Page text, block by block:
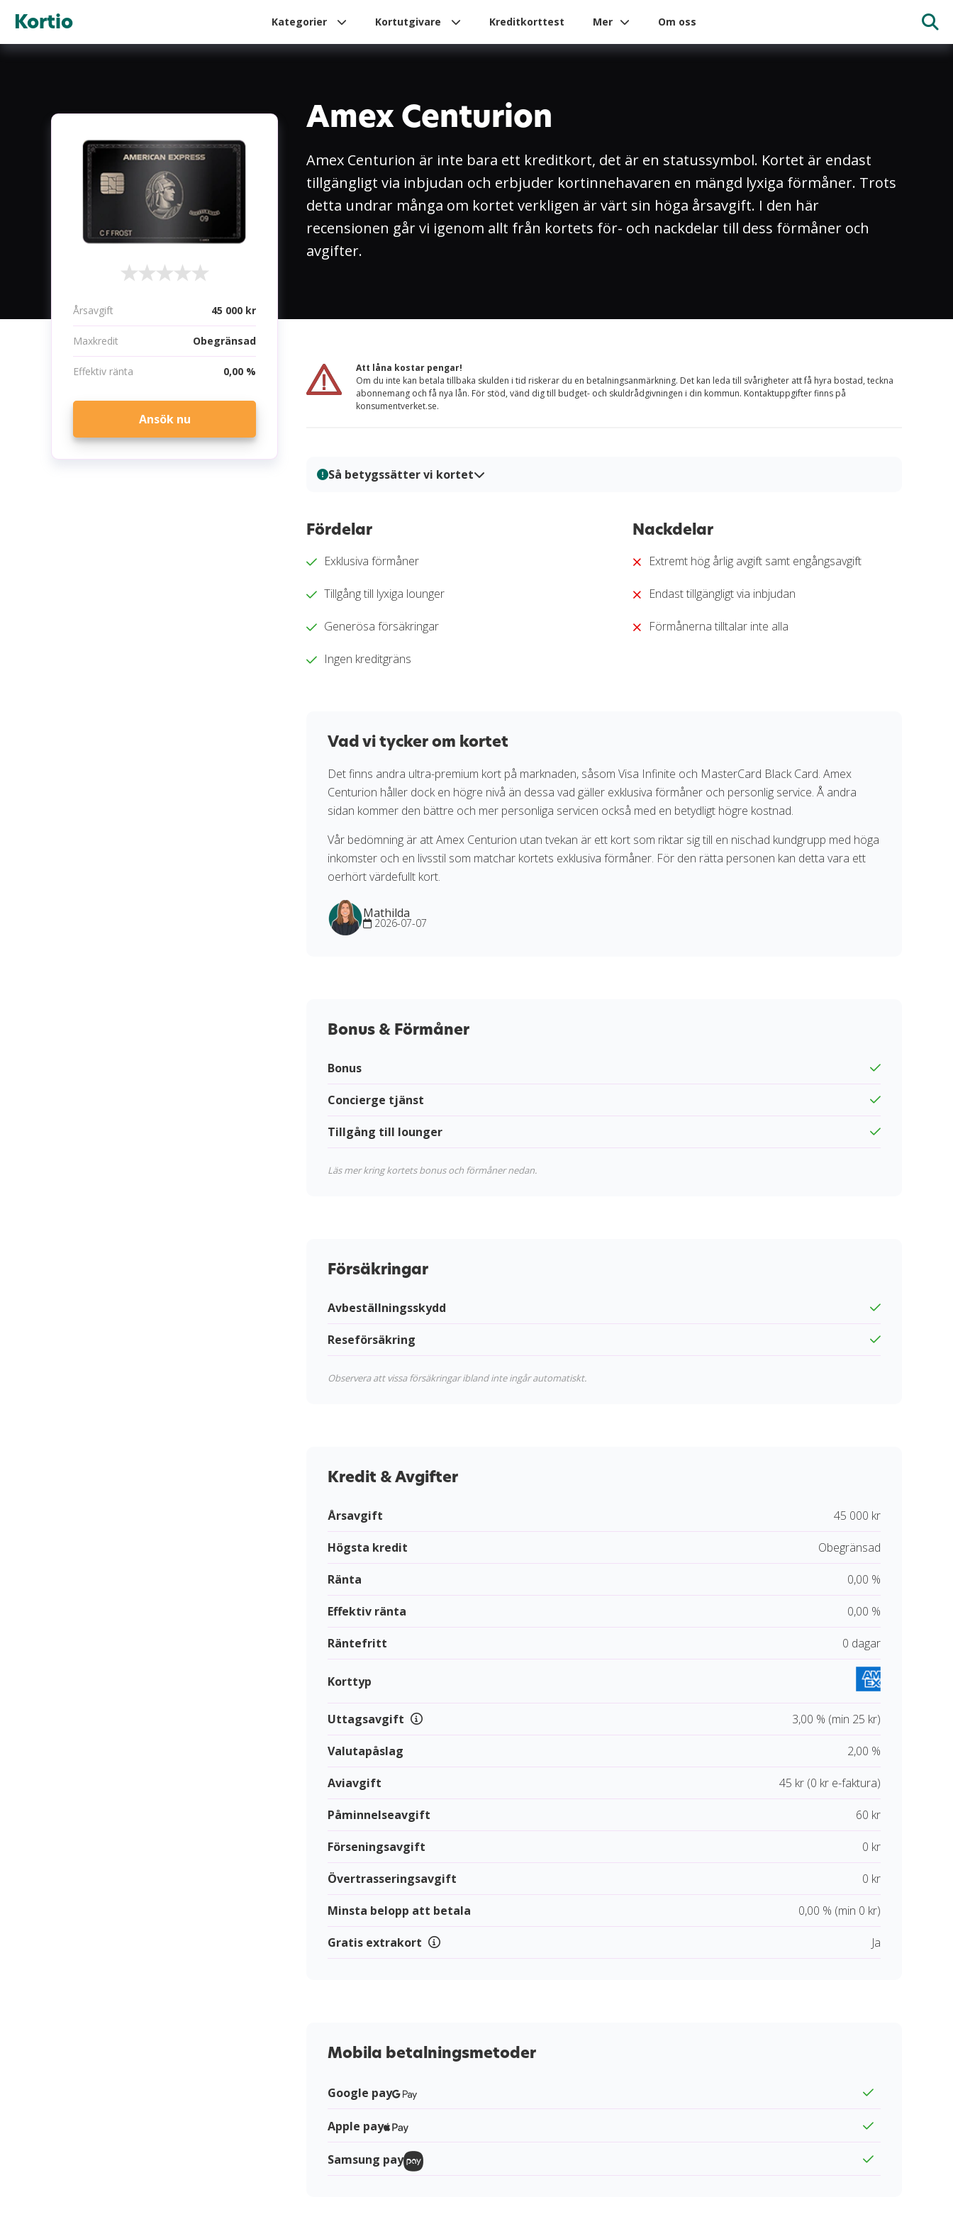
Kortio Kategorier Kortutgivare Kreditkorttest Mer Om oss
Amex Centurion
Amex Centurion är inte bara ett kreditkort, det är en statussymbol. Kortet är endast
tillgängligt via inbjudan och erbjuder kortinnehavaren en mängd lyxiga förmåner. Trots
detta undrar många om kortet verkligen är värt sin höga årsavgift. I den här
recensionen går vi igenom allt från kortets för- och nackdelar till dess förmåner och
avgifter.
Årsavgift 45 000 kr
Maxkredit Obegränsad
Effektiv ränta 0,00 %
Ansök nu
Att låna kostar pengar!
Om du inte kan betala tillbaka skulden i tid riskerar du en betalningsanmärkning. Det kan leda till svårigheter att få hyra bostad, teckna
abonnemang och få nya lån. För stöd, vänd dig till budget- och skuldrådgivningen i din kommun. Kontaktuppgifter finns på
konsumentverket.se.
Så betygssätter vi kortet
bedömningar baseras på verifierad information, praktiska tester och redaktionell analys. Vårt mål är att ge dig en
trygg och välgrundat beslutsunderlag för när du ska välja kreditkort.
Fördelar
Exklusiva förmåner
Tillgång till lyxiga lounger
Generösa försäkringar
Ingen kreditgräns
Nackdelar
Extremt hög årlig avgift samt engångsavgift
Endast tillgängligt via inbjudan
Förmånerna tilltalar inte alla
Vad vi tycker om kortet
Det finns andra ultra-premium kort på marknaden, såsom Visa Infinite och MasterCard Black Card. Amex
Centurion håller dock en högre nivå än dessa vad gäller exklusiva förmåner och personlig service. Å andra
sidan kommer den bättre och mer personliga servicen också med en betydligt högre kostnad.
Vår bedömning är att Amex Centurion utan tvekan är ett kort som riktar sig till en nischad kundgrupp med höga
inkomster och en livsstil som matchar kortets exklusiva förmåner. För den rätta personen kan detta vara ett
oerhört värdefullt kort.
Mathilda
2026-07-07
Bonus & Förmåner
Bonus
Concierge tjänst
Tillgång till lounger
Läs mer kring kortets bonus och förmåner nedan.
Försäkringar
Avbeställningsskydd
Reseförsäkring
Observera att vissa försäkringar ibland inte ingår automatiskt.
Kredit & Avgifter
Årsavgift 45 000 kr
Högsta kredit Obegränsad
Ränta 0,00 %
Effektiv ränta 0,00 %
Räntefritt 0 dagar
Korttyp
Uttagsavgift 3,00 % (min 25 kr)
Valutapåslag 2,00 %
Aviavgift 45 kr (0 kr e-faktura)
Påminnelseavgift 60 kr
Förseningsavgift 0 kr
Övertrasseringsavgift 0 kr
Minsta belopp att betala 0,00 % (min 0 kr)
Gratis extrakort Ja
Mobila betalningsmetoder
Google pay
Apple pay
Samsung pay